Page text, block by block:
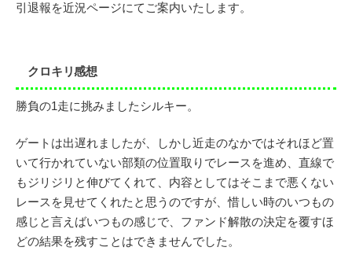
引退報を近況ページにてご案内いたします。
クロキリ感想
勝負の1走に挑みましたシルキー。
ゲートは出遅れましたが、しかし近走のなかではそれほど置
いて行かれていない部類の位置取りでレースを進め、直線で
もジリジリと伸びてくれて、内容としてはそこまで悪くない
レースを見せてくれたと思うのですが、惜しい時のいつもの
感じと言えばいつもの感じで、ファンド解散の決定を覆すほ
どの結果を残すことはできませんでした。